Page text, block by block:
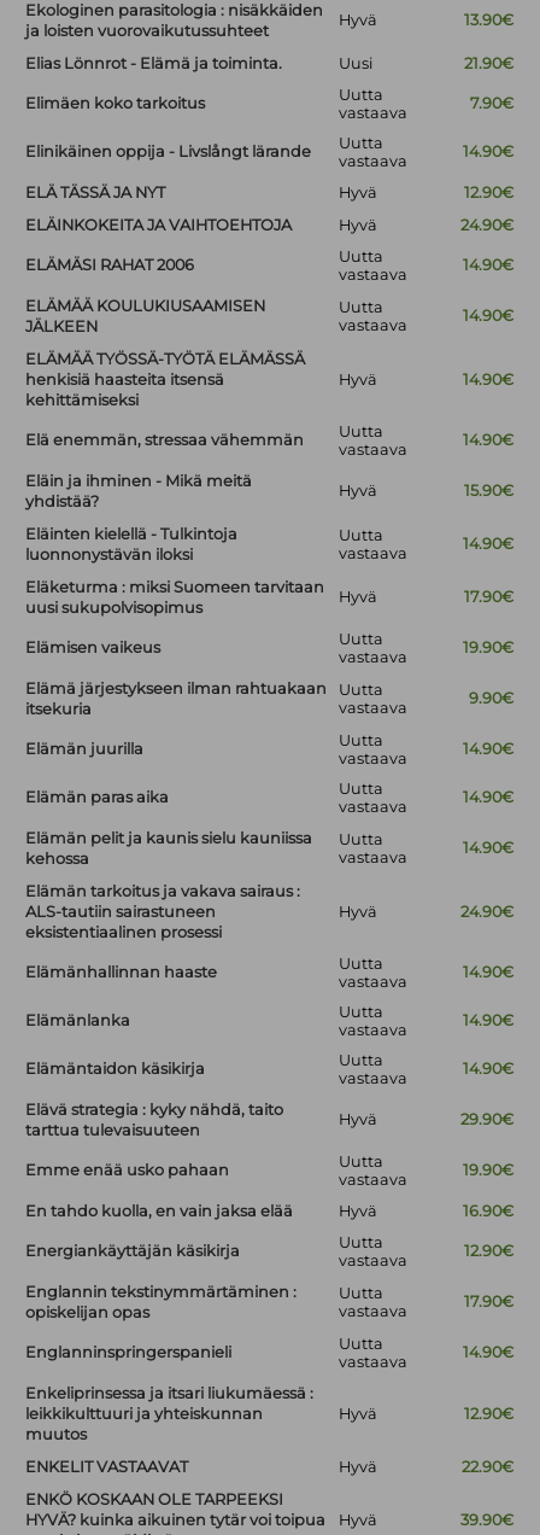
Ekologinen parasitologia : nisäkkäiden
ja loisten vuorovaikutussuhteet
Hyvä 13.90€
Elias Lönnrot - Elämä ja toiminta. Uusi 21.90€
Elimäen koko tarkoitus
Uutta
vastaava
7.90€
Elinikäinen oppija - Livslångt lärande
Uutta
vastaava
14.90€
ELÄ TÄSSÄ JA NYT Hyvä
12.90€
ELÄINKOKEITA JA VAIHTOEHTOJA
Hyvä 24.90€
ELÄMÄSI RAHAT 2006
Uutta
vastaava
14.90€
ELÄMÄÄ KOULUKIUSAAMISEN
JÄLKEEN
Uutta
vastaava
14.90€
ELÄMÄÄ TYÖSSÄ-TYÖTÄ ELÄMÄSSÄ
henkisiä haasteita itsensä
kehittämiseksi
Hyvä 14.90€
Elä enemmän, stressaa vähemmän
Uutta
vastaava
14.90€
Eläin ja ihminen - Mikä meitä
yhdistää?
Hyvä 15.90€
Eläinten kielellä - Tulkintoja
luonnonystävän iloksi
Uutta
vastaava
14.90€
Eläketurma : miksi Suomeen tarvitaan
uusi sukupolvisopimus
Hyvä 17.90€
Elämisen vaikeus
Uutta
vastaava
19.90€
Elämä järjestykseen ilman rahtuakaan
itsekuria
Uutta
vastaava
9.90€
Elämän juurilla
Uutta
vastaava
14.90€
Elämän paras aika
Uutta
vastaava
14.90€
Elämän pelit ja kaunis sielu kauniissa
kehossa
Uutta
vastaava
14.90€
Elämän tarkoitus ja vakava sairaus :
ALS-tautiin sairastuneen
eksistentiaalinen prosessi
Hyvä 24.90€
Elämänhallinnan haaste
Uutta
vastaava
14.90€
Elämänlanka
Uutta
vastaava
14.90€
Elämäntaidon käsikirja
Uutta
vastaava
14.90€
Elävä strategia : kyky nähdä, taito
tarttua tulevaisuuteen
Hyvä 29.90€
Emme enää usko pahaan
Uutta
vastaava
19.90€
En tahdo kuolla, en vain jaksa elää Hyvä 16.90€
Energiankäyttäjän käsikirja
Uutta
vastaava
12.90€
Englannin tekstinymmärtäminen :
opiskelijan opas
Uutta
vastaava
17.90€
Englanninspringerspanieli
Uutta
vastaava
14.90€
Enkeliprinsessa ja itsari liukumäessä :
leikkikulttuuri ja yhteiskunnan
muutos
Hyvä 12.90€
ENKELIT VASTAAVAT Hyvä
22.90€
ENKÖ KOSKAAN OLE TARPEEKSI
HYVÄ? kuinka aikuinen tytär voi toipua
Hyvä 39.90€